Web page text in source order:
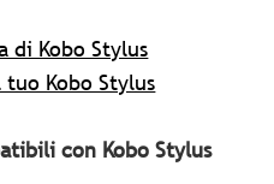
di Kobo Stylus
Kobo Stylus
con Kobo Stylus